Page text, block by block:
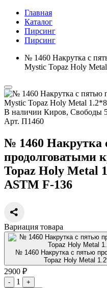
Главная
Каталог
Пирсинг
Пирсинг
№ 1460 Накрутка с
Mystic Topaz Holy
В наличии Киров, Свободы
Арт. П1460
№ 1460 Накрутка
продолговатыми
Topaz Holy Metal
ASTM F-136
Вариация товара
№ 1460 Накрутка с пятью
Topaz Holy Metal
2900 ₽
- 1
+